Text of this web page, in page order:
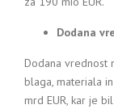
Dodana
Dodana vrednost
blaga, materiala
mrd EUR, kar je